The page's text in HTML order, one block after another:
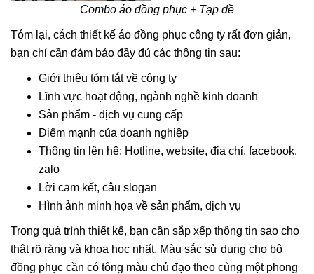
Combo áo đồng phục + Tạp dề
Tóm lại, cách thiết kế áo đồng phục công ty rất đơn giản,
bạn chỉ cần đảm bảo đầy đủ các thông tin sau:
Giới thiệu tóm tắt về công ty
Lĩnh vực hoạt động, ngành nghề kinh doanh
Sản phẩm - dịch vụ cung cấp
Điểm mạnh của doanh nghiệp
Thông tin lên hệ: Hotline, website, địa chỉ, facebook,
zalo
Lời cam kết, câu slogan
Hình ảnh minh họa về sản phẩm, dịch vụ
Trong quá trình thiết kế, bạn cần sắp xếp thông tin sao cho
thật rõ ràng và khoa học nhất. Màu sắc sử dụng cho bộ
đồng phục cần có tông màu chủ đạo theo cùng một phong